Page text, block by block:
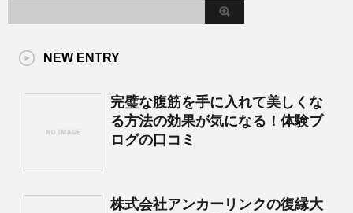
NEW ENTRY
完璧な腹筋を手に入れて美しくな
る方法の効果が気になる！体験ブ
ログの口コミ
株式会社アンカーリンクの復縁大